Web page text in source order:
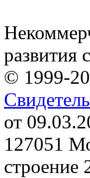
развития
© 1999-
от
127051
строение